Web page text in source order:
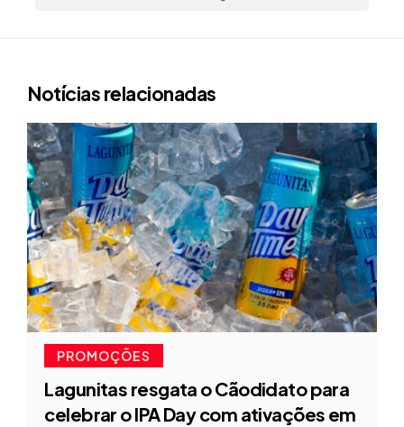
Notícias relacionadas
PROMOÇÕES
Lagunitas resgata o Cãodidato para
celebrar o IPA Day com ativações em